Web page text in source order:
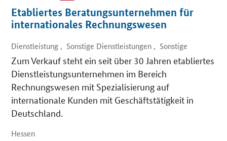
Etabliertes Beratungsunternehmen für
internationales Rechnungswesen
Dienstleistung , Sonstige Dienstleistungen , Sonstige
Zum Verkauf steht ein seit über 30 Jahren etabliertes
Dienstleistungsunternehmen im Bereich
Rechnungswesen mit Spezialisierung auf
internationale Kunden mit Geschäftstätigkeit in
Deutschland.
Hessen